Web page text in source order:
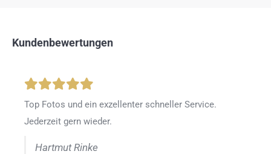
Kundenbewertungen
Top Fotos und ein exzellenter schneller Service.
Jederzeit gern wieder.
Hartmut Rinke